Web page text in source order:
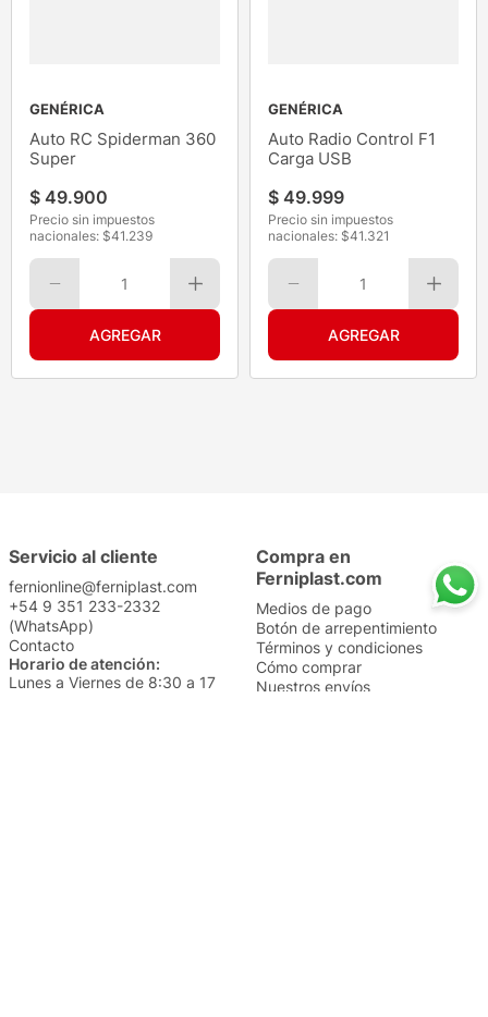
GENÉRICA
Auto RC Spiderman 360
Super
$ 49.900
Precio sin impuestos
nacionales: $41.239
1
GENÉRICA
Auto Radio Control F1
Carga USB
$ 49.999
Precio sin impuestos
nacionales: $41.321
1
Servicio al cliente
fernionline@ferniplast.com
+54 9 351 233-2332
(WhatsApp)
Contacto
Horario de atención:
Lunes a Viernes de 8:30 a 17
Compra en
Ferniplast.com
Medios de pago
Botón de arrepentimiento
Términos y condiciones
Cómo comprar
Nuestros envíos